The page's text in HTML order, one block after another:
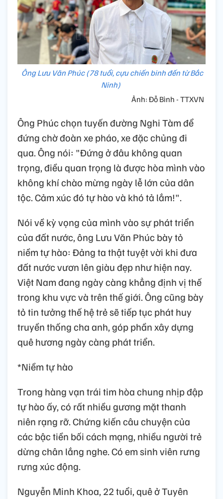
Ông Lưu Văn Phúc (78 tuổi, cựu chiến binh đến từ Bắc
Ninh)
Ảnh: Đỗ Bình - TTXVN
Ông Phúc chọn tuyến đường Nghi Tàm để
đứng chờ đoàn xe pháo, xe đặc chủng đi
qua. Ông nói: "Đứng ở đâu không quan
trọng, điều quan trọng là được hòa mình vào
không khí chào mừng ngày lễ lớn của dân
tộc. Cảm xúc đó tự hào và khó tả lắm!".
Nói về kỳ vọng của mình vào sự phát triển
của đất nước, ông Lưu Văn Phúc bày tỏ
niềm tự hào: Đảng ta thật tuyệt vời khi đưa
đất nước vươn lên giàu đẹp như hiện nay.
Việt Nam đang ngày càng khẳng định vị thế
trong khu vực và trên thế giới. Ông cũng bày
tỏ tin tưởng thế hệ trẻ sẽ tiếp tục phát huy
truyền thống cha anh, góp phần xây dựng
quê hương ngày càng phát triển.
*Niềm tự hào
Trong hàng vạn trái tim hòa chung nhịp đập
tự hào ấy, có rất nhiều gương mặt thanh
niên rạng rỡ. Chứng kiến câu chuyện của
các bậc tiền bối cách mạng, nhiều người trẻ
dừng chân lắng nghe. Có em sinh viên rưng
rưng xúc động.
Nguyễn Minh Khoa, 22 tuổi, quê ở Tuyên